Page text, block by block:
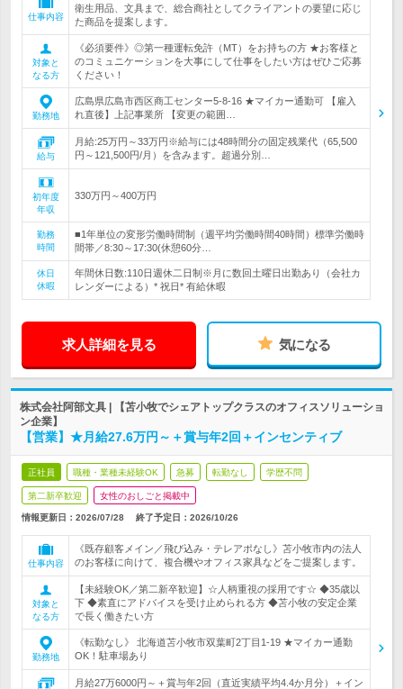
仕事内容
衛生用品、文具まで、総合商社としてクライアントの要望に応じ
た商品を提案します。
対象と
なる方
《必須要件》◎第一種運転免許（MT）をお持ちの方 ★お客様と
のコミュニケーションを大事にして仕事をしたい方はぜひご応募
ください！
勤務地
広島県広島市西区商工センター5-8-16 ★マイカー通勤可 【雇入
れ直後】上記事業所 【変更の範囲…
給与
月給:25万円～33万円※給与には48時間分の固定残業代（65,500
円～121,500円/月）を含みます。超過分別…
初年度
年収
330万円～400万円
勤務
時間
■1年単位の変形労働時間制（週平均労働時間40時間）標準労働時
間帯／8:30～17:30(休憩60分…
休日
休暇
年間休日数:110日週休二日制※月に数回土曜日出勤あり（会社カ
レンダーによる）* 祝日* 有給休暇
求人詳細を見る 気になる
株式会社阿部文具 | 【苫小牧でシェアトップクラスのオフィスソリューショ
ン企業】
【営業】★月給27.6万円～＋賞与年2回＋インセンティブ
正社員 職種・業種未経験OK 急募 転勤なし 学歴不問
第二新卒歓迎 女性のおしごと掲載中
情報更新日：2026/07/28 終了予定日： 2026/10/26
仕事内容
《既存顧客メイン／飛び込み・テレアポなし》苫小牧市内の法人
のお客様に向けて、複合機やオフィス家具などをご提案します。
対象と
なる方
【未経験OK／第二新卒歓迎】☆人柄重視の採用です☆ ◆35歳以
下 ◆素直にアドバイスを受け止められる方 ◆苫小牧の安定企業
で長く働きたい方
勤務地
《転勤なし》 北海道苫小牧市双葉町2丁目1-19 ★マイカー通勤
OK！駐車場あり
月給27万6000円～＋賞与年2回（直近実績平均4.4か月分）＋イン